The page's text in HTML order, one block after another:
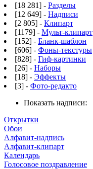
[18 281] - Разделы
[12 649] - Надписи
[2 805] - Клипарт
[1179] - Мульт-клипарт
[152] - Бланк-шаблон
[606] - Фоны-текстуры
[828] - Гиф-картинки
[26] - Наборы
[18] - Эффекты
[3] - Фото-редакто
Показать надписи:
Открытки
Обои
Алфавит-надпись
Алфавит-клипарт
Календарь
Голосовое поздравление